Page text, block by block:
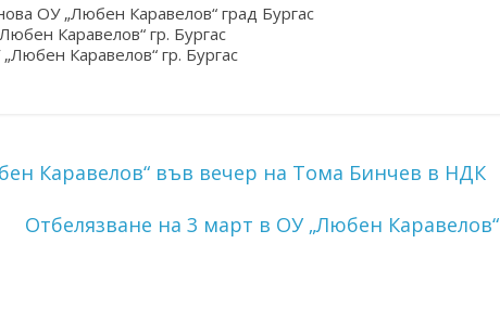
ОУ „Любен Каравелов“ град Бургас
Каравелов“ гр. Бургас
Каравелов“ гр. Бургас
Каравелов“ във вечер на Тома Бинчев в НДК
Отбелязване на 3 март в ОУ „Любен Каравелов“